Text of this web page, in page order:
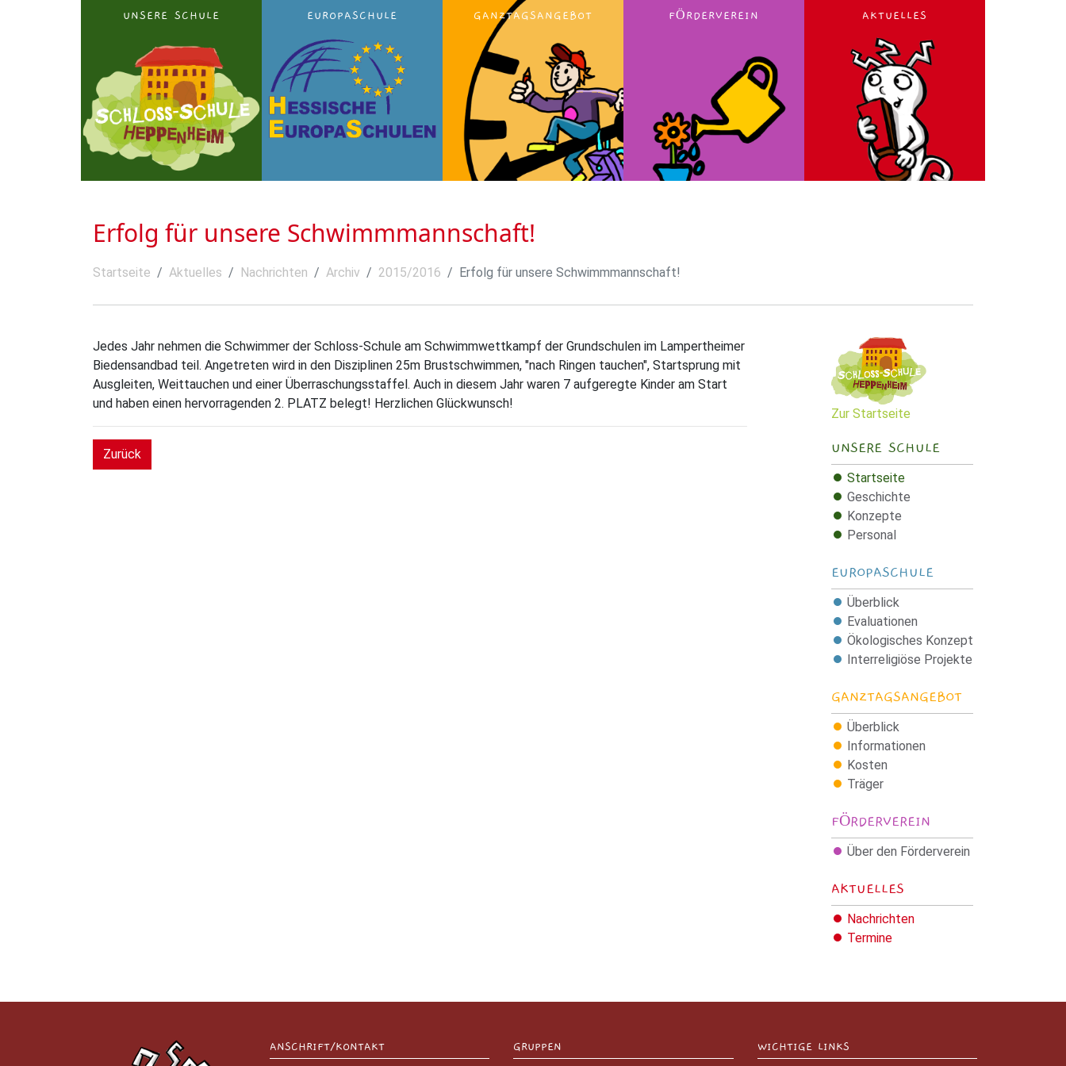
UNSERE SCHULE EUROPASCHULE GANZTAGSANGEBOT FÖRDERVEREIN AKTUELLES
Erfolg für unsere Schwimmmannschaft!
Startseite Aktuelles Nachrichten Archiv 2015/2016 Erfolg für unsere Schwimmmannschaft!
Jedes Jahr nehmen die Schwimmer der Schloss-Schule am Schwimmwettkampf der Grundschulen im Lampertheimer
Biedensandbad teil. Angetreten wird in den Disziplinen 25m Brustschwimmen, "nach Ringen tauchen", Startsprung mit
Ausgleiten, Weittauchen und einer Überraschungsstaffel. Auch in diesem Jahr waren 7 aufgeregte Kinder am Start
und haben einen hervorragenden 2. PLATZ belegt! Herzlichen Glückwunsch!
Zurück
Zur Startseite
UNSERE SCHULE
Startseite
Geschichte
Konzepte
Personal
EUROPASCHULE
Überblick
Evaluationen
Ökologisches Konzept
Interreligiöse Projekte
GANZTAGSANGEBOT
Überblick
Informationen
Kosten
Träger
FÖRDERVEREIN
Über den Förderverein
AKTUELLES
Nachrichten
Termine
ANSCHRIFT/KONTAKT GRUPPEN WICHTIGE LINKS